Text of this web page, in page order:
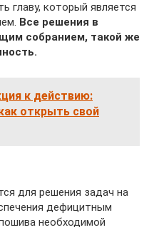
главу, который является
Все решения в
собранием, такой же
к действию:
открыть свой
для решения задач на
дефицитным
необходимой